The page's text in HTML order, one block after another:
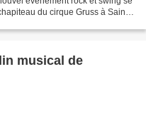
du cirque Gruss à Saint-
musical de